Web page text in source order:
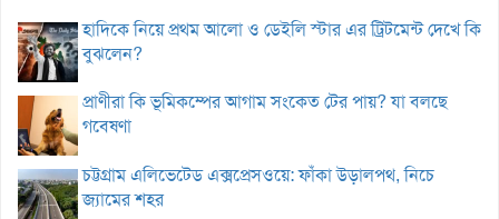
হাদিকে নিয়ে প্রথম আলো ও ডেইলি স্টার এর ট্রিটমেন্ট দেখে কি
বুঝলেন?
প্রাণীরা কি ভূমিকম্পের আগাম সংকেত টের পায়? যা বলছে
গবেষণা
চট্টগ্রাম এলিভেটেড এক্সপ্রেসওয়ে: ফাঁকা উড়ালপথ, নিচে
জ্যামের শহর